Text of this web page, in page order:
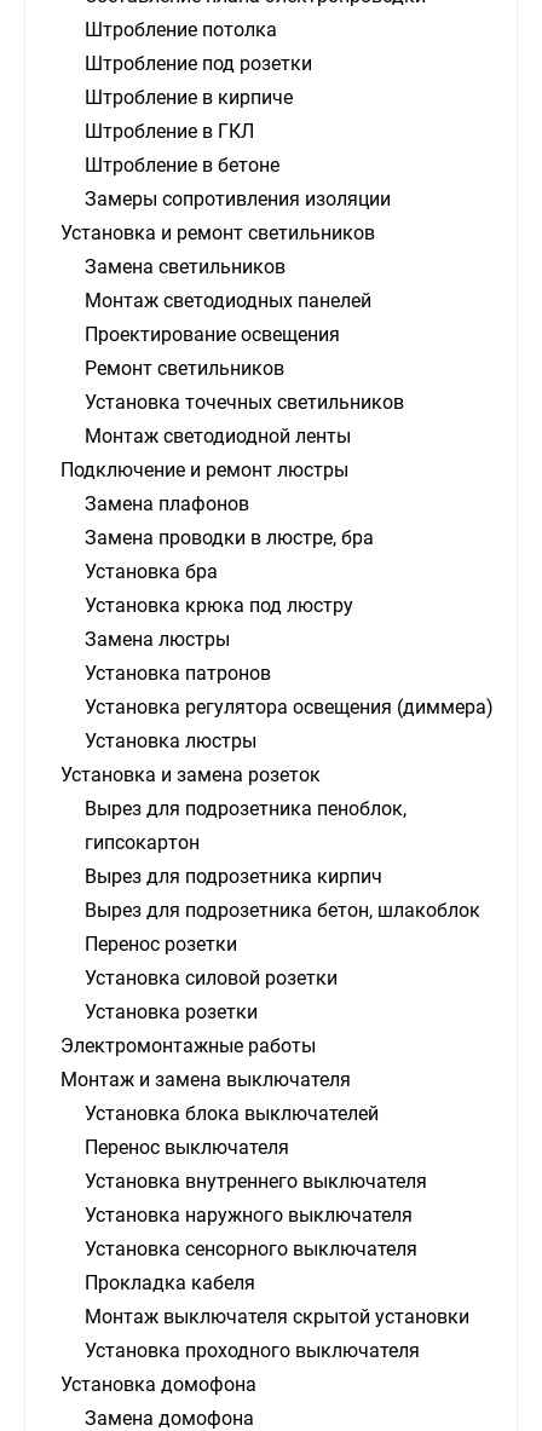
Штробление потолка
Штробление под розетки
Штробление в кирпиче
Штробление в ГКЛ
Штробление в бетоне
Замеры сопротивления изоляции
Установка и ремонт светильников
Замена светильников
Монтаж светодиодных панелей
Проектирование освещения
Ремонт светильников
Установка точечных светильников
Монтаж светодиодной ленты
Подключение и ремонт люстры
Замена плафонов
Замена проводки в люстре, бра
Установка бра
Установка крюка под люстру
Замена люстры
Установка патронов
Установка регулятора освещения (диммера)
Установка люстры
Установка и замена розеток
Вырез для подрозетника пеноблок,
гипсокартон
Вырез для подрозетника кирпич
Вырез для подрозетника бетон, шлакоблок
Перенос розетки
Установка силовой розетки
Установка розетки
Электромонтажные работы
Монтаж и замена выключателя
Установка блока выключателей
Перенос выключателя
Установка внутреннего выключателя
Установка наружного выключателя
Установка сенсорного выключателя
Прокладка кабеля
Монтаж выключателя скрытой установки
Установка проходного выключателя
Установка домофона
Замена домофона